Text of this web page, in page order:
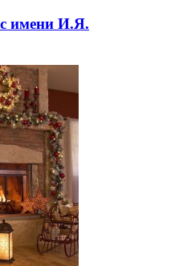
имени И.Я.